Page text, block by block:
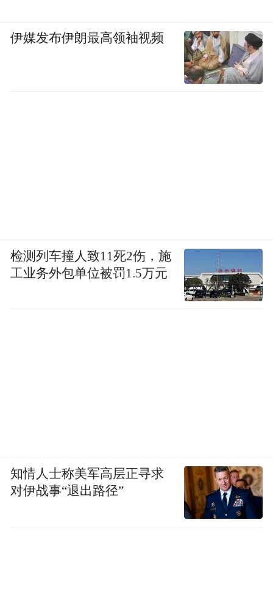
伊媒发布伊朗最高领袖视频
检测列车撞人致11死2伤，施
工业务外包单位被罚1.5万元
知情人士称美军高层正寻求
对伊战事“退出路径”